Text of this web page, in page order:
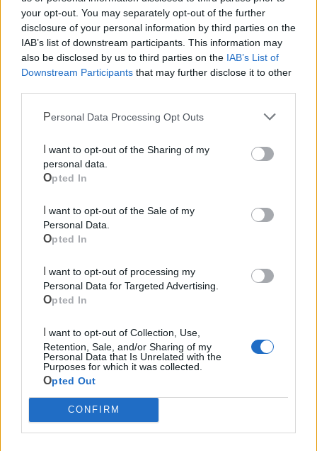
your opt-out. You may separately opt-out of the further
disclosure of your personal information by third parties on the
IAB’s list of downstream participants. This information may
also be disclosed by us to third parties on the IAB’s List of
Downstream Participants that may further disclose it to other
Personal Data Processing Opt Outs
personal data.
Opted In
Personal Data.
Opted In
Personal Data for Targeted Advertising.
Opted In
Retention, Sale, and/or Sharing of my
Personal Data that Is Unrelated with the
Purposes for which it was collected.
Opted Out
CONFIRM
una nuova tradizione estiva. Il pubblico, entusiasta e
partecipe, sembra aver già lanciato il suo invito:la Corrida
deve tornare anche il prossimo anno
Le notizie del giorno sul tuo smartphone
città direttamente sul tuo smartphone. Scarica Telegram